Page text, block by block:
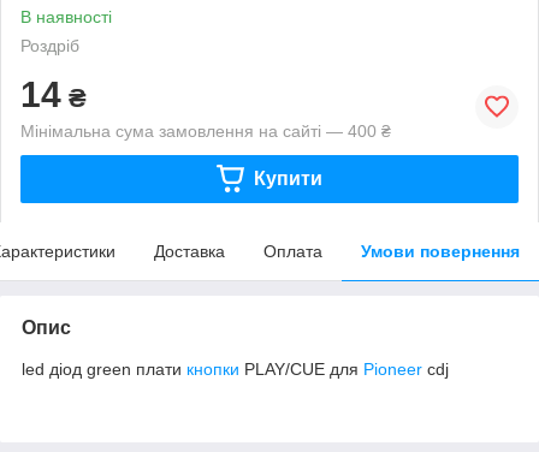
В наявності
Роздріб
14 ₴
Мінімальна сума замовлення на сайті — 400 ₴
Купити
Доставка Оплата Умови повернення
Опис
led діод green плати кнопки PLAY/CUE для Pioneer cdj